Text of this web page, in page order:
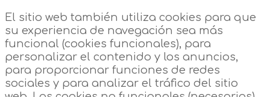
El sitio web también utiliza cookies para que
su experiencia de navegación sea más
funcional (cookies funcionales), para
personalizar el contenido y los anuncios,
para proporcionar funciones de redes
sociales y para analizar el tráfico del sitio